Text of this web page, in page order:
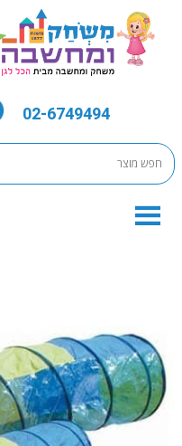
02-6749494